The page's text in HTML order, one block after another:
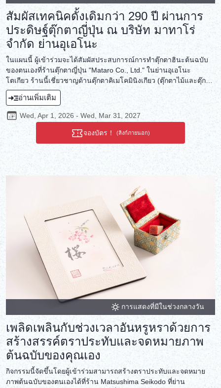
สัมผัสเทคนิคดั้งเดิมกว่า 290 ปี ผ่านการ
ประดิษฐ์ตุ๊กตาญี่ปุ่น ณ บริษัท มาทาโร่
จำกัด ย่านอุเอโนะ
ในแผนนี้ ผู้เข้าร่วมจะได้สัมผัสประสบการณ์การทำตุ๊กตาฮินะต้นฉบับ
ของตนเองที่ร้านตุ๊กตาญี่ปุ่น "Mataro Co., Ltd." ในย่านอุเอโนะ
โตเกียว ร้านนี้เชี่ยวชาญด้านตุ๊กตาคิเมโคมินิงเกียว (ตุ๊กตาไม้และตุ๊กตา
ผ้า) ซึ่งมีประวัติยาวนานย้อนไปจนถึงการเปิดร้านในปี 1919 สัมผัส
ประสบการณ์การทำตุ๊กตาคิเมโคมินิงเกียวซึ่งเป็นประเพณีที่สืบทอด
มายาวนานกว่า 290 ปีตั้งแต่ยุคเอโดะเก็นบุน ตุ๊กตาคิเมโคมินิงเกียวมี
คุณค่าในฐานะงานศิลปะและยังทำหน้าที่เป็นเครื่องรางของขลังเพื่อ
สุขภาพและความปลอดภัยอีกด้วย เราขอเชิญคุณสัมผัสประสบการณ์
การทำตุ๊กตาพร้อมคำอธิษฐานและคำอธิษฐานให้กับบุคคลสำคัญในชีวิต
อ่านเพิ่มเติม
Wed, Apr 1, 2026 - Wed, Mar 31, 2027
จองบัตร！ (ลิงก์ภายนอก)
การแสดงที่มีในช่วงกลางวัน
เพลิดเพลินกับช่วงเวลาอันหรูหราด้วยการ
สร้างสรรค์ตราประทับและจดหมายภาพ
ต้นฉบับของคุณเอง
กิจกรรมนี้จัดขึ้นโดยผู้เข้าร่วมสามารถสร้างตราประทับและจดหมาย
ภาพต้นฉบับของตนเองได้ที่ร้าน Matsushima Seikodo ที่ย่าน